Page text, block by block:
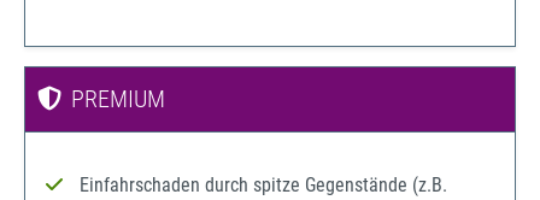
PREMIUM
Einfahrschaden durch spitze Gegenstände (z.B.